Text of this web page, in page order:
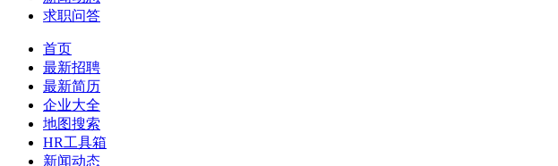
求职问答
首页
最新招聘
最新简历
企业大全
地图搜索
HR工具箱
新闻动态